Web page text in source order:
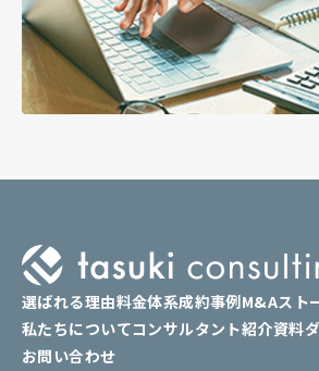
選ばれる理由料金体系成約事例M&Aスト
私たちについてコンサルタント紹介資料
お問い合わせ